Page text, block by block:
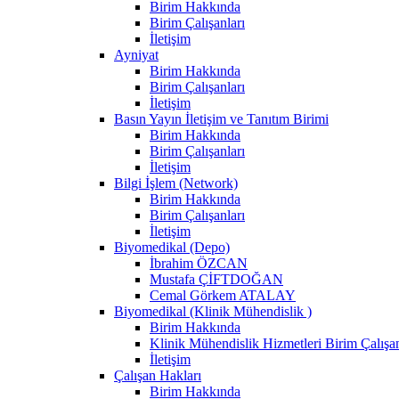
Birim Hakkında
Birim Çalışanları
İletişim
Ayniyat
Birim Hakkında
Birim Çalışanları
İletişim
Basın Yayın İletişim ve Tanıtım Birimi
Birim Hakkında
Birim Çalışanları
İletişim
Bilgi İşlem (Network)
Birim Hakkında
Birim Çalışanları
İletişim
Biyomedikal (Depo)
İbrahim ÖZCAN
Mustafa ÇİFTDOĞAN
Cemal Görkem ATALAY
Biyomedikal (Klinik Mühendislik )
Birim Hakkında
Klinik Mühendislik Hizmetleri Birim
İletişim
Çalışan Hakları
Birim Hakkında